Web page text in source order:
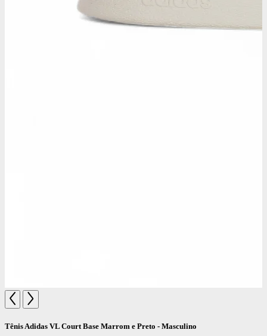
Tênis Adidas VL Court Base Marrom e Preto - Masculino